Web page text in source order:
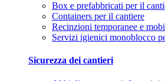
Box e prefabbricati per il
Containers per il cantiere
Recinzioni temporanee e
Servizi igienici monoblocco
Sicurezza dei cantieri